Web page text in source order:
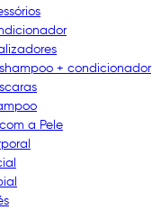
+ condicionador
a Pele